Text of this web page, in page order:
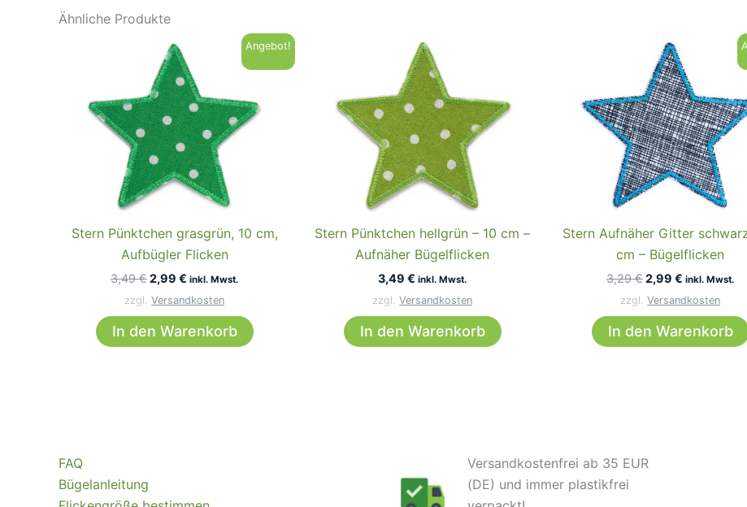
Ähnliche Produkte
Angebot!
Stern Pünktchen grasgrün, 10 cm,
Aufbügler Flicken
3,49€Ursprünglicher
war:
2,99 € Aktueller
ist:
inkl. Mwst.
zzgl. Versandkosten
In den Warenkorb
Stern Pünktchen hellgrün – 10 cm –
Aufnäher Bügelflicken
3,49 € inkl. Mwst.
zzgl. Versandkosten
In den Warenkorb
Stern Aufnäher Gitter
cm – Bügelflicken
3,29€Ursprünglicher
war:
2,99 € Aktueller
ist:
inkl. Mwst.
zzgl. Versandkosten
In den Warenkorb
FAQ
Bügelanleitung
Versandkostenfrei ab 35 EUR
(DE) und immer plastikfrei